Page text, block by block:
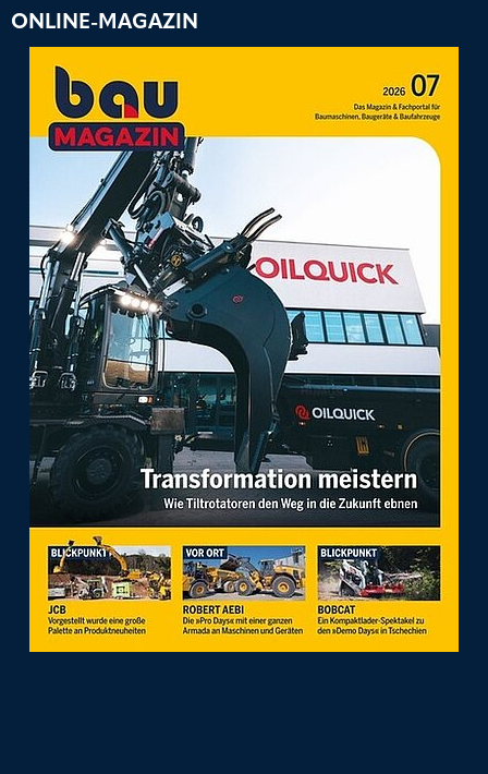
ONLINE-MAGAZIN